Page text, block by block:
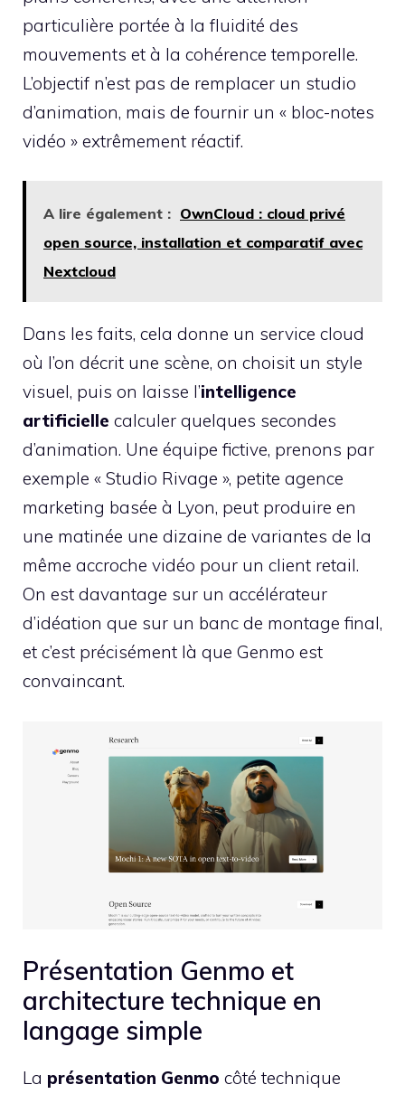
particulière portée à la fluidité des
mouvements et à la cohérence temporelle.
L’objectif n’est pas de remplacer un studio
d’animation, mais de fournir un « bloc-notes
vidéo » extrêmement réactif.
A lire également : OwnCloud : cloud privé
open source, installation et comparatif avec
Nextcloud
Dans les faits, cela donne un service cloud
où l’on décrit une scène, on choisit un style
visuel, puis on laisse l’intelligence
artificielle calculer quelques secondes
d’animation. Une équipe fictive, prenons par
exemple « Studio Rivage », petite agence
marketing basée à Lyon, peut produire en
une matinée une dizaine de variantes de la
même accroche vidéo pour un client retail.
On est davantage sur un accélérateur
d’idéation que sur un banc de montage final,
et c’est précisément là que Genmo est
convaincant.
Présentation Genmo et
architecture technique en
langage simple
La présentation Genmo côté technique